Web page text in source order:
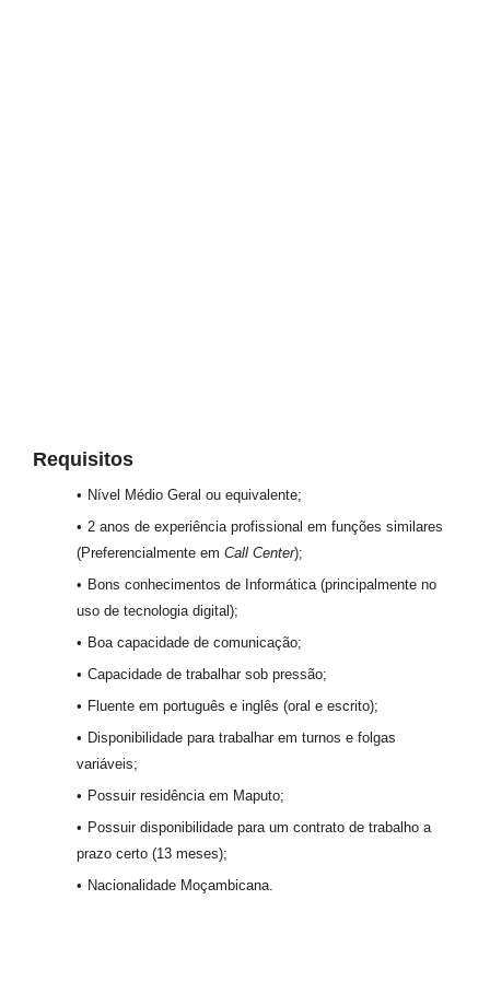
Requisitos
Nível Médio Geral ou equivalente;
2 anos de experiência profissional em funções similares
(Preferencialmente em Call Center);
Bons conhecimentos de Informática (principalmente no
uso de tecnologia digital);
Boa capacidade de comunicação;
Capacidade de trabalhar sob pressão;
Fluente em português e inglês (oral e escrito);
Disponibilidade para trabalhar em turnos e folgas
variáveis;
Possuir residência em Maputo;
Possuir disponibilidade para um contrato de trabalho a
prazo certo (13 meses);
Nacionalidade Moçambicana.